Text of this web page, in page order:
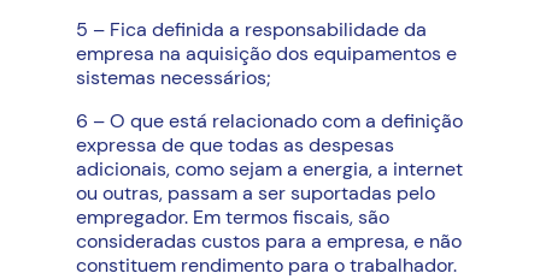
5 – Fica definida a responsabilidade da
empresa na aquisição dos equipamentos e
sistemas necessários;
6 – O que está relacionado com a definição
expressa de que todas as despesas
adicionais, como sejam a energia, a internet
ou outras, passam a ser suportadas pelo
empregador. Em termos fiscais, são
consideradas custos para a empresa, e não
constituem rendimento para o trabalhador.